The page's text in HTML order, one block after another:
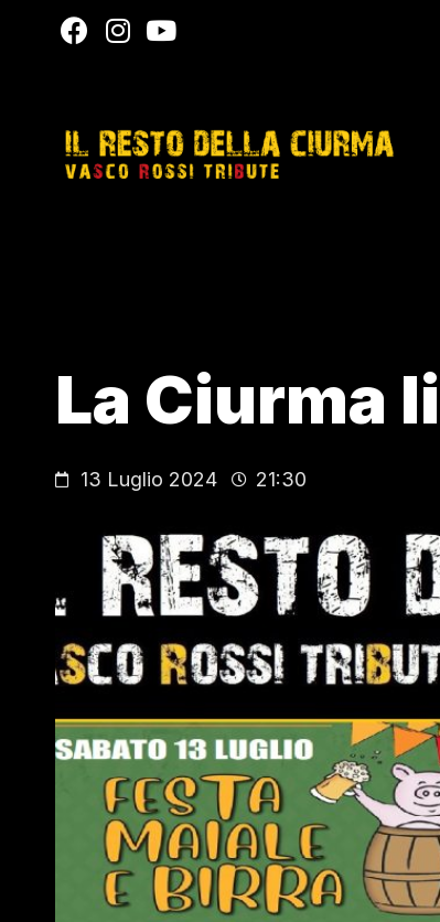
La Ciurma
13 Luglio 2024 21:30